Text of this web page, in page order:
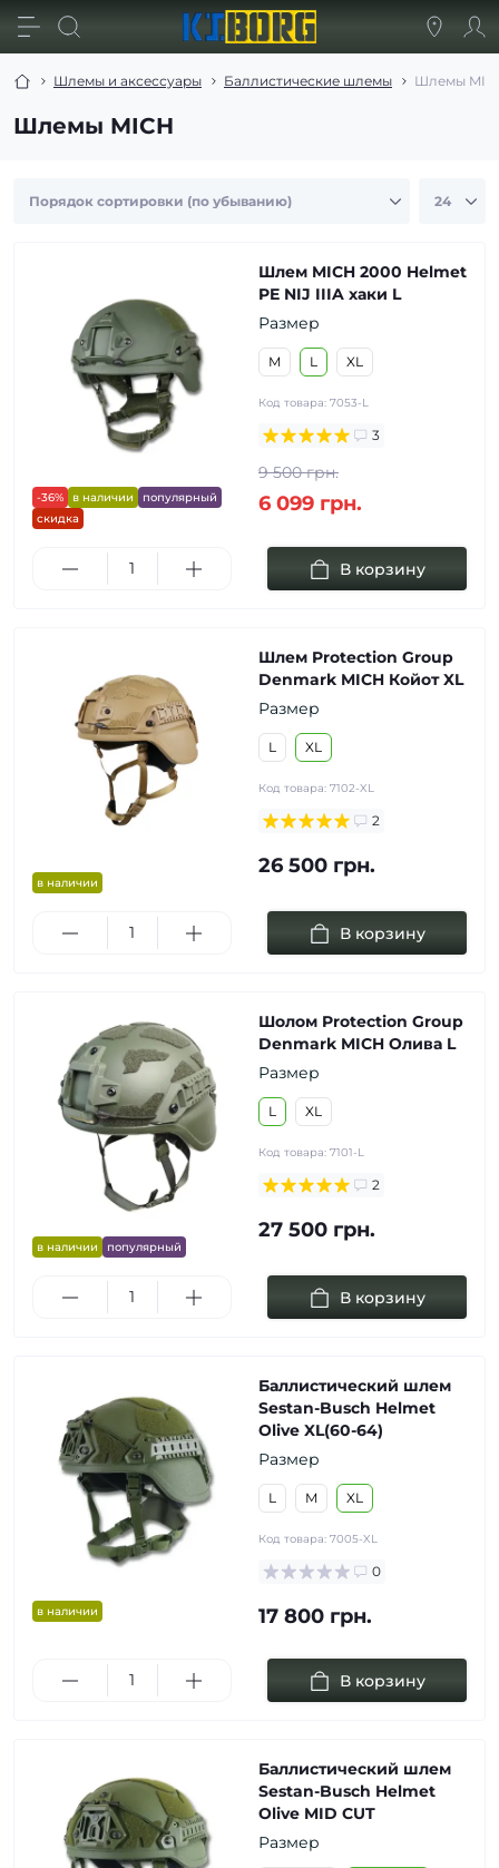
Шлемы и аксессуары Баллистические шлемы Шлемы
Шлемы MICH
-36% в наличии
популярный
скидка
Шлем MICH 2000 Helmet
PE NIJ IIIA хаки L
Размер
M L XL
Код товара: 7053-L
3
9 500 грн.
6 099 грн.
В корзину
в наличии
Шлем Protection Group
Denmark MICH Койот XL
Размер
L XL
Код товара: 7102-XL
2
26 500 грн.
В корзину
в наличии популярный
Шолом Protection Group
Denmark MICH Олива L
Размер
L XL
Код товара: 7101-L
2
27 500 грн.
В корзину
в наличии
Баллистический шлем
Sestan-Busch Helmet
Olive XL(60-64)
Размер
L M XL
Код товара: 7005-XL
0
17 800 грн.
В корзину
Баллистический шлем
Sestan-Busch Helmet
Olive MID CUT
Размер